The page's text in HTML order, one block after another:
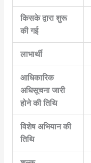
किसके द्वारा शुरू
की गई
लाभार्थी
आधिकारिक
अधिसूचना जारी
होने की तिथि
विशेष अभियान की
तिथि